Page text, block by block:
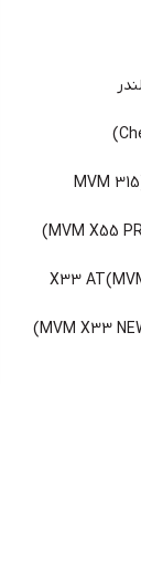
لوازم یدکی ام وی ام 315 پلاس (MVM 315